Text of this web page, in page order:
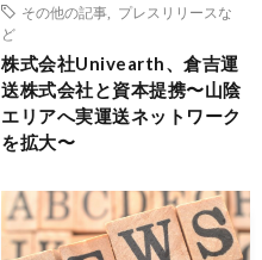
その他の記事
プレスリリースな
ど
株式会社Univearth、倉吉運
送株式会社と資本提携〜山陰
エリアへ実運送ネットワーク
を拡大〜